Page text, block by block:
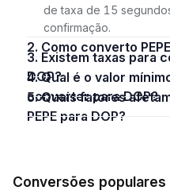
de taxa de 15
confirmação.
2. Como converto
3. Existem taxas para converter PEPE para
DOP?
4. Qual é o valor mínimo de PEPE que posso
converter para DOP?
5. Quais fatores afetam a taxa de câmbio de
PEPE para DOP?
Conversões populares